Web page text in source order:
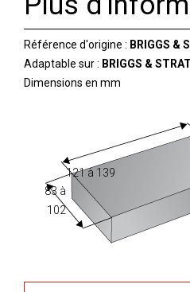
Référence d'origine : BRIGGS &
Adaptable sur : BRIGGS &
Dimensions en mm
83 à
102
121 à 139